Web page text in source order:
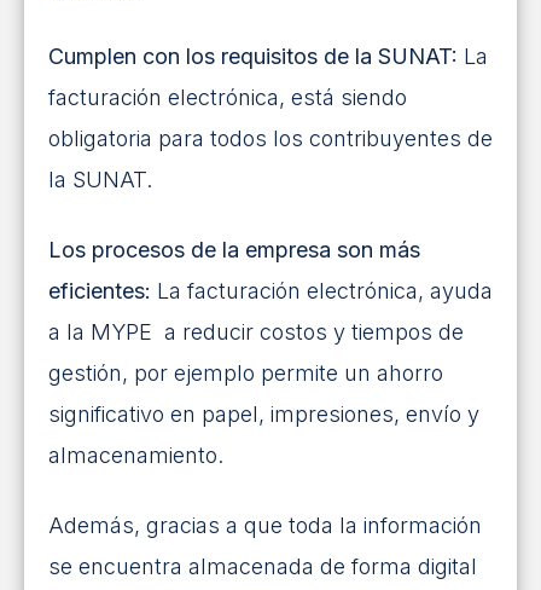
Cumplen con los requisitos de la SUNAT: La
facturación electrónica, está siendo
obligatoria para todos los contribuyentes de
la SUNAT.
Los procesos de la empresa son más
eficientes: La facturación electrónica, ayuda
a la MYPE a reducir costos y tiempos de
gestión, por ejemplo permite un ahorro
significativo en papel, impresiones, envío y
almacenamiento.
Además, gracias a que toda la información
se encuentra almacenada de forma digital